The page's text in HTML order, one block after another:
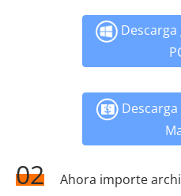
02 Ahora importe